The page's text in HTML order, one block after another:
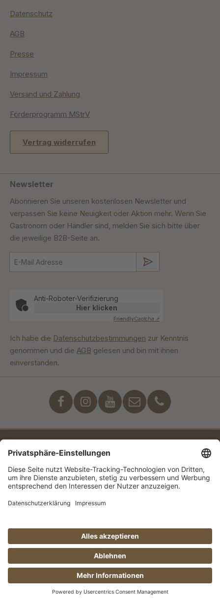
Datenschutz
AGB
Presse
Impressum
Versand und Zahlung
Förderprogramm MStrV
Vertrag widerrufen
Newsletter
Abonnieren Sie unseren kostenlosen Newsletter und
verpassen Sie keine Neuigkeit oder Aktion mehr. Wenn Sie
Gastronom oder Händler sind, melden Sie sich bitte über
die jeweilige B2B-Seite an.
Anti-Roboter-Verifizierung
Hier klicken
FriendlyCaptcha ⇗
Ich habe die Datenschutzbestimmungen zur Kenntnis
genommen und die AGB gelesen und bin mit ihnen
einverstanden.
Unser Engagement
© Manufaktur Jörg Geiger GmbH 2026 |
* Preise inkl. MwSt. zzgl. Versandkosten